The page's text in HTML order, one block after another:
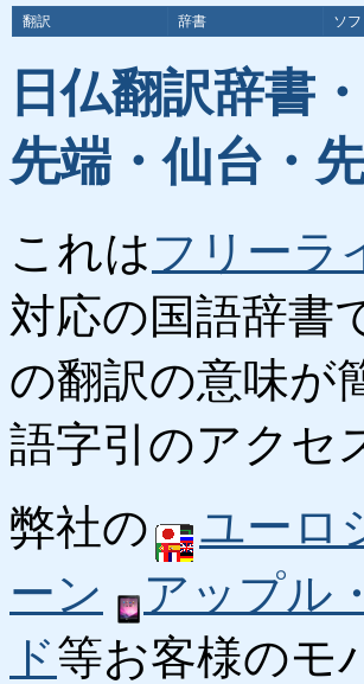
翻訳 辞書 ソ
日仏翻訳辞書
先端・仙台・
これはフリーラ
対応の国語辞書
の翻訳の意味が
語字引のアクセ
弊社の
ユーロ
ーン
アップル
ド等お客様のモ